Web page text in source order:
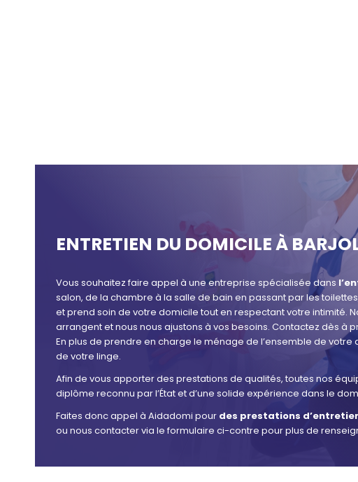
ENTRETIEN DU DOMICILE À
Vous souhaitez faire appel à une entreprise spécialisée dans
salon, de la chambre à la salle de bain en passant par les
et prend soin de votre domicile tout en respectant votre intimité.
arrangent et nous nous ajustons à vos besoins. Contactez dès à
En plus de prendre en charge le ménage de l’ensemble de
de votre linge.
Afin de vous apporter des prestations de qualités, toutes nos
diplôme reconnu par l’État et d’une solide expérience dans le
Faites donc appel à Aidadomi pour des prestations
ou nous contacter via le formulaire ci-contre pour plus de